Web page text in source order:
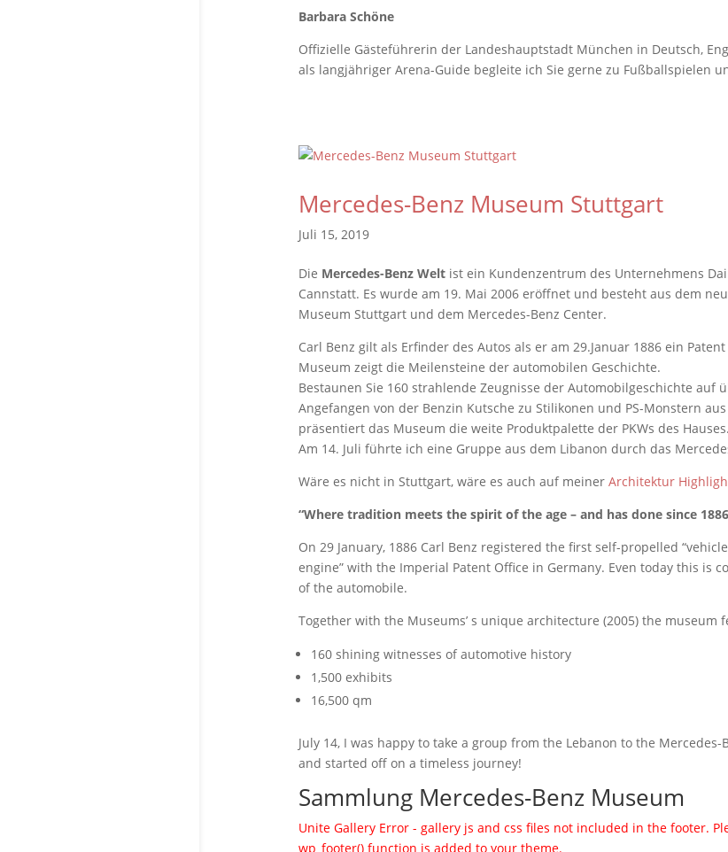
Barbara Schöne
Offizielle Gästeführerin der Landeshauptstadt München in Deutsch,
als langjähriger Arena-Guide begleite ich Sie gerne zu Fußballspielen
Mercedes-Benz Museum Stuttgart
Juli 15, 2019
Die Mercedes-Benz Weltist ein Kundenzentrum des Unternehmens
Cannstatt. Es wurde am 19. Mai 2006 eröffnet und besteht aus dem
Museum Stuttgart und dem Mercedes-Benz Center.
Carl Benz gilt als Erfinder des Autos als er am 29.Januar 1886 ein
Museum zeigt die Meilensteine der automobilen Geschichte.
Bestaunen Sie 160 strahlende Zeugnisse der Automobilgeschichte auf
Angefangen von der Benzin Kutsche zu Stilikonen und PS-Monstern
präsentiert das Museum die weite Produktpalette der PKWs des Hauses.
Am 14. Juli führte ich eine Gruppe aus dem Libanon durch das
Wäre es nicht in Stuttgart, wäre es auch auf meiner Architektur
“Where tradition meets the spirit of the age – and has done since
On 29 January, 1886 Carl Benz registered the first self-propelled
engine” with the Imperial Patent Office in Germany. Even today this is
of the automobile.
Together with the Museums’ s unique architecture (2005) the museum
160 shining witnesses of automotive history
1,500 exhibits
16,500 qm
July 14, I was happy to take a group from the Lebanon to the
and started off on a timeless journey!
Sammlung Mercedes-Benz Museum
Unite Gallery Error - gallery js and css files not included in the footer.
wp_footer() function is added to your theme.